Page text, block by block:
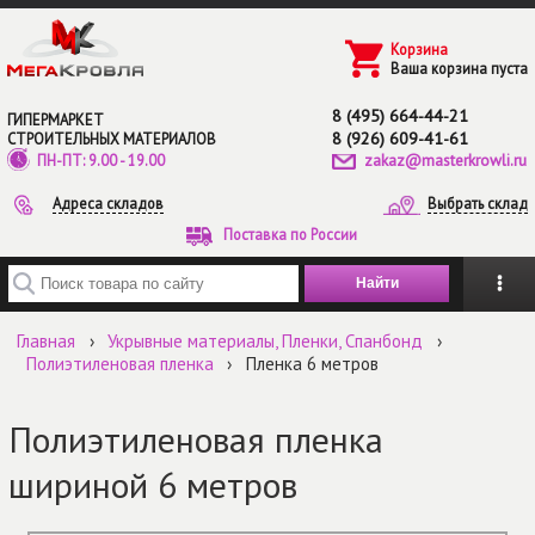
Перейти к основному содержанию
ГИПЕРМАРКЕТ
СТРОИТЕЛЬНЫХ МАТЕРИАЛОВ
ПН-ПТ: 9.00 - 19.00
8 (495) 664-44-21
8 (926) 609-41-61
zakaz@masterkrowli.ru
Адреса складов
Выбрать склад
Поставка по России
Корзина
Ваша корзина пуста
Введите ключевые слова для поиска
Главная › Укрывные материалы, Пленки, Спанбонд
›
Полиэтиленовая пленка
› Пленка 6 метров
Полиэтиленовая пленка
шириной 6 метров